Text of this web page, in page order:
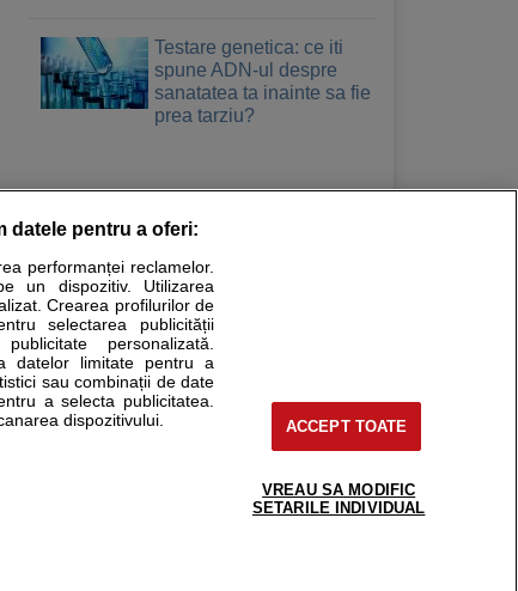
Testare genetica: ce iti
spune ADN-ul despre
sanatatea ta inainte sa fie
prea tarziu?
Ele nu pot substitui consultul medical direct si
fie medicul Dvs., fie unul dintre medicii pe care
pacient
support@sfatulmedicului.ro
0374 109 268
datele pentru a oferi:
performanței reclamelor.
un dispozitiv. Utilizarea
Crearea profilurilor de
selectarea publicității
personalizată.
datelor limitate pentru a
sau combinații de date
a selecta publicitatea.
dispozitivului.
ACCEPT TOATE
VREAU SA MODIFIC
SETARILE INDIVIDUAL